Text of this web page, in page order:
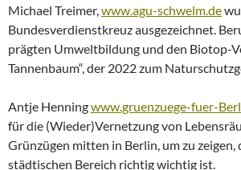
Michael Treimer,www.agu-schwelm.de
Bundesverdienstkreuz ausgezeichnet.
prägten Umweltbildung und den Biotop-
Tannenbaum“, der 2022 zum
Antje Henningwww.gruenzuege-fuer-
für die (Wieder)Vernetzung von
Grünzügen mitten in Berlin, um zu zeigen,
städtischen Bereich richtig wichtig ist.